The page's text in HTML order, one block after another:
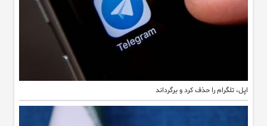
اپل، تلگرام را حذف کرد و برگرداند